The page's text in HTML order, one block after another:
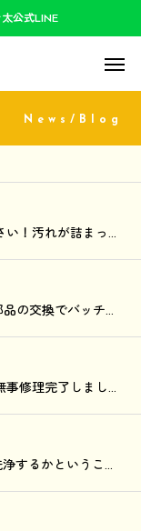
公式LINE
News/Blog
ホテルの洗濯機の定期清掃もおまかせください！汚れが詰まってました！
東芝ザブーンのEP3エラーが出たお客様！部品の交換でバッチリ修理しました！✨
お客様のドラム式洗濯機、フラップ交換で無事修理完了しました！
C33エラーで最も重要なことは、後ろ側も洗浄するかということです！